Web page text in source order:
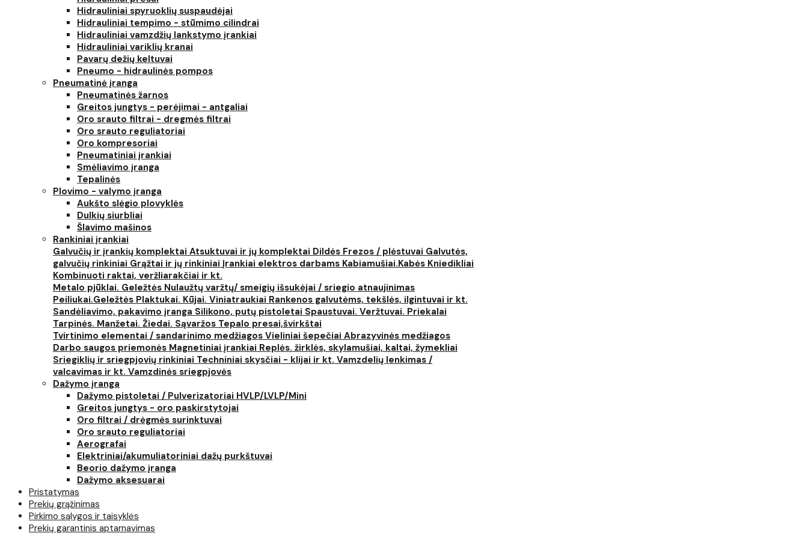
Hidrauliniai spyruoklių suspaudėjai
Hidrauliniai tempimo - stūmimo cilindrai
Hidrauliniai vamzdžių lankstymo įrankiai
Hidrauliniai variklių kranai
Pavarų dežių keltuvai
Pneumo - hidraulinės pompos
Pneumatinė įranga
Pneumatinės žarnos
Greitos jungtys - perėjimai - antgaliai
Oro srauto filtrai - dregmės filtrai
Oro srauto reguliatoriai
Oro kompresoriai
Pneumatiniai įrankiai
Smėliavimo įranga
Tepalinės
Plovimo - valymo įranga
Aukšto slėgio plovyklės
Dulkių siurbliai
Šlavimo mašinos
Rankiniai įrankiai
Galvučių ir įrankių komplektai Atsuktuvai ir jų komplektai Dildės Frezos / plėstuvai Galvutės,
galvučių rinkiniai Grąžtai ir jų rinkiniai Įrankiai elektros darbams Kabiamušiai.Kabės Kniedikliai
Kombinuoti raktai, veržliarakčiai ir kt.
Metalo pjūklai. Geležtės Nulaužtų varžtų/ smeigių išsukėjai / sriegio atnaujinimas
Peiliukai.Geležtės Plaktukai. Kūjai. Viniatraukiai Rankenos galvutėms, tekšlės, ilgintuvai ir kt.
Sandėliavimo, pakavimo įranga Silikono, putų pistoletai Spaustuvai. Veržtuvai. Priekalai
Tarpinės. Manžetai. Žiedai. Sąvaržos Tepalo presai,švirkštai
Tvirtinimo elementai / sandarinimo medžiagos Vieliniai šepečiai Abrazyvinės medžiagos
Darbo saugos priemonės Magnetiniai įrankiai Replės. žirklės, skylamušiai, kaltai, žymekliai
Sriegiklių ir sriegpjovių rinkiniai Techniniai skysčiai - klijai ir kt. Vamzdelių lenkimas /
valcavimas ir kt. Vamzdinės sriegpjovės
Dažymo įranga
Dažymo pistoletai / Pulverizatoriai HVLP/LVLP/Mini
Greitos jungtys - oro paskirstytojai
Oro filtrai / drėgmės surinktuvai
Oro srauto reguliatoriai
Aerografai
Elektriniai/akumuliatoriniai dažų purkštuvai
Beorio dažymo įranga
Dažymo aksesuarai
Pristatymas
Prekių grąžinimas
Pirkimo sąlygos ir taisyklės
Prekių garantinis aptarnavimas